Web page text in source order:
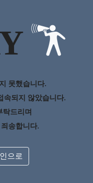
못했습니다.
속되지 않았습니다.
탁드리며
송합니다.
으로